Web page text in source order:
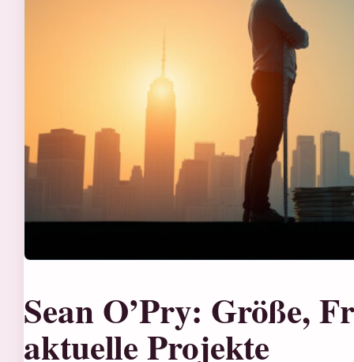
Sean O’Pry: Größe,
aktuelle Projekte